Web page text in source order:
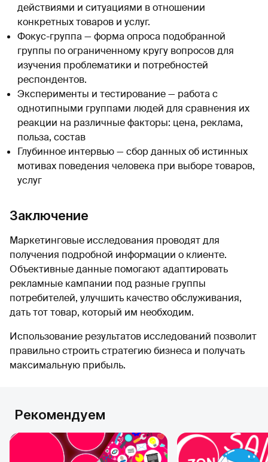
действиями и ситуациями в отношении
конкретных товаров и услуг.
Фокус-группа — форма опроса подобранной
группы по ограниченному кругу вопросов для
изучения проблематики и потребностей
респондентов.
Эксперименты и тестирование — работа с
однотипными группами людей для сравнения их
реакции на различные факторы: цена, реклама,
польза, состав
Глубинное интервью — сбор данных об истинных
мотивах поведения человека при выборе товаров,
услуг
Заключение
Маркетинговые исследования проводят для
получения подробной информации о клиенте.
Объективные данные помогают адаптировать
рекламные кампании под разные группы
потребителей, улучшить качество обслуживания,
дать тот товар, который им необходим.
Использование результатов исследований позволит
правильно строить стратегию бизнеса и получать
максимальную прибыль.
Рекомендуем